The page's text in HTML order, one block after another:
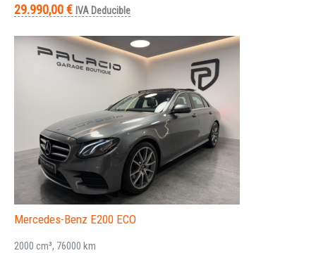
29.990,00 € IVA Deducible
Mercedes-Benz E200 ECO
2000 cm³, 76000 km